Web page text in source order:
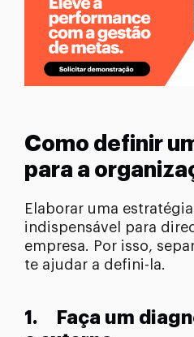
Como definir
para a
Elaborar uma
indispensável para
empresa. Por isso,
te ajudar a defini-la.
1. Faça um